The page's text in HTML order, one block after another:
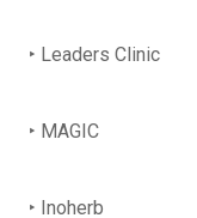
‣ Leaders Clinic
‣ MAGIC
‣ Inoherb